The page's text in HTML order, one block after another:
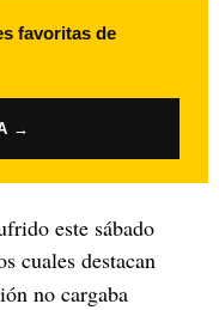
favoritas de
→
este sábado
cuales destacan
no cargaba